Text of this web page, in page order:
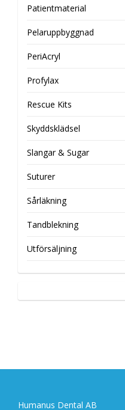
Patientmaterial
Pelaruppbyggnad
PeriAcryl
Profylax
Rescue Kits
Skyddsklädsel
Slangar & Sugar
Suturer
Sårläkning
Tandblekning
Utförsäljning
Humanus Dental AB